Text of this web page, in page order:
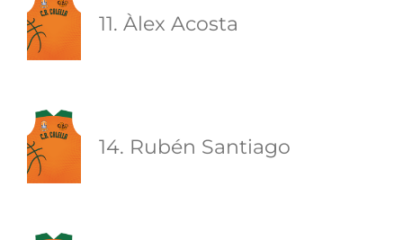
11. Àlex Acosta
14. Rubén Santiago